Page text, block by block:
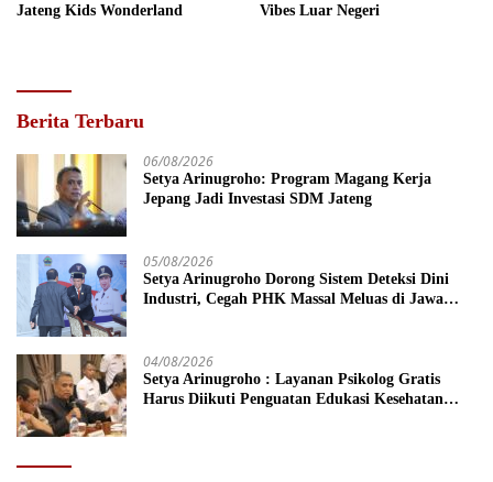
Jateng Kids Wonderland
Vibes Luar Negeri
Berita Terbaru
06/08/2026
Setya Arinugroho: Program Magang Kerja
Jepang Jadi Investasi SDM Jateng
05/08/2026
Setya Arinugroho Dorong Sistem Deteksi Dini
Industri, Cegah PHK Massal Meluas di Jawa
04/08/2026
Setya Arinugroho : Layanan Psikolog Gratis
Harus Diikuti Penguatan Edukasi Kesehatan